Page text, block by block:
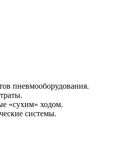
пневмооборудования.
«сухим» ходом.
системы.